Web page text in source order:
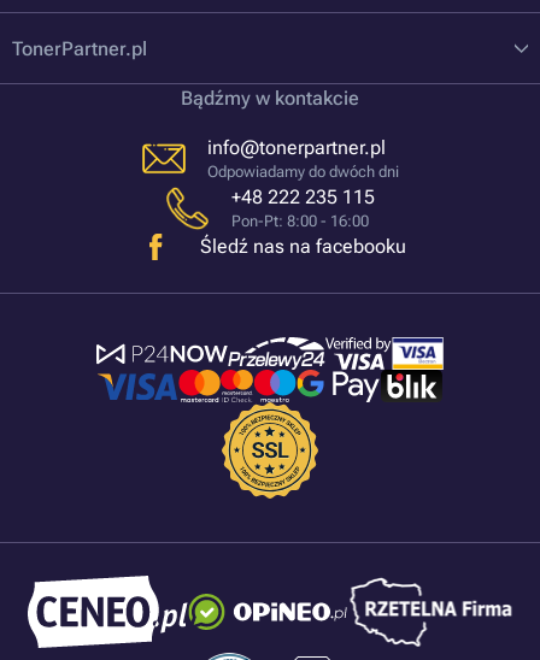
TonerPartner.pl
Bądźmy w kontakcie
info@tonerpartner.pl
Odpowiadamy do dwóch dni
+48 222 235 115
Pon-Pt: 8:00 - 16:00
Śledź nas na facebooku